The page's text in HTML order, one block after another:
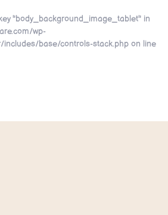
"body_background_image_tablet" in
wp-
base/controls-stack.php on line